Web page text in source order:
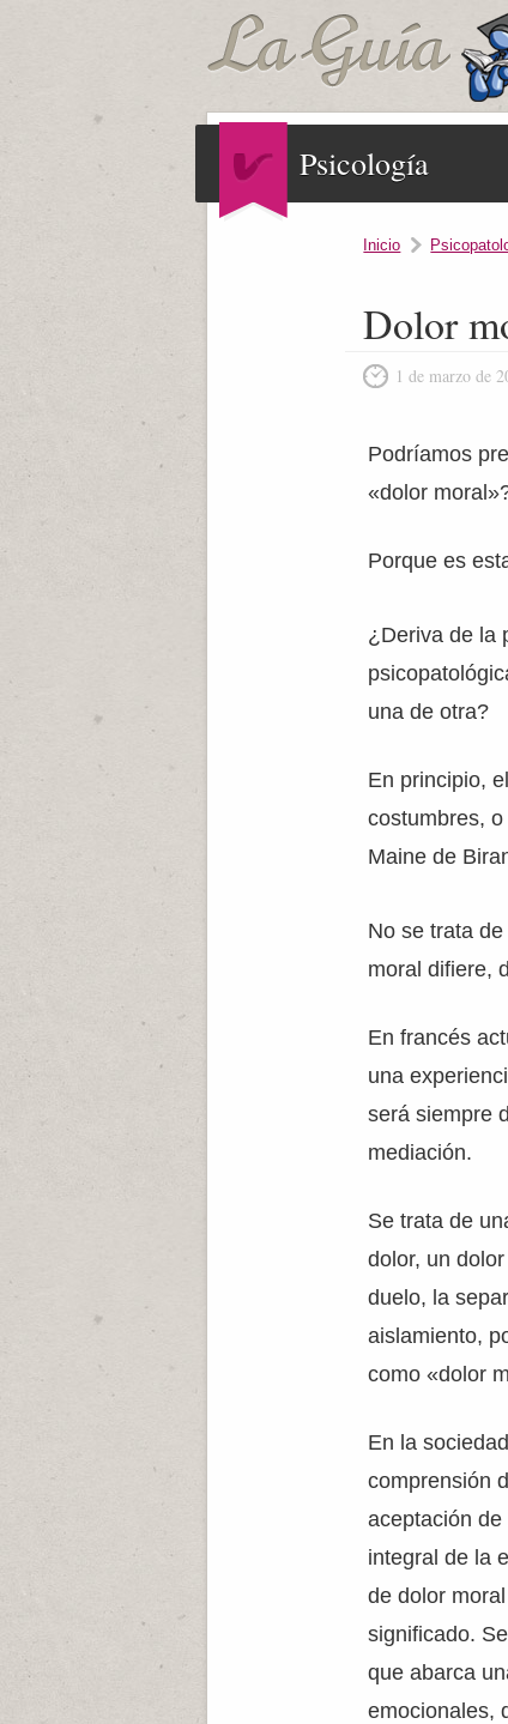
Psicología
Inicio
Dolor
1 de marzo de
Podríamos
«dolor
Porque es
¿Deriva de la
una de otra?
En principio,
costumbres,
Maine de
No se trata
moral difiere,
En francés
una
será siempre
mediación.
Se trata de
dolor, un
duelo, la
aislamiento,
como «dolor
En la
comprensión
aceptación
integral de la
de dolor
significado.
que abarca
emocionales,